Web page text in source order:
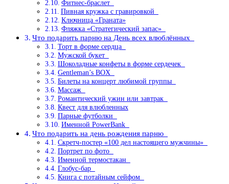
Фитнес-браслет
Пивная кружка с гравировкой
Ключница «Граната»
Фляжка «Стратегический запас»
Что подарить парню на День всех влюблённых
Торт в форме сердца
Мужской букет
Шоколадные конфеты в форме сердечек
Gentleman’s BOX
Билеты на концерт любимой группы
Массаж
Романтический ужин или завтрак
Квест для влюбленных
Парные футболки
Именной PowerBank
Что подарить на день рождения парню
Скретч-постер «100 дел настоящего мужчины»
Портрет по фото
Именной термостакан
Глобус-бар
Книга с потайным сейфом